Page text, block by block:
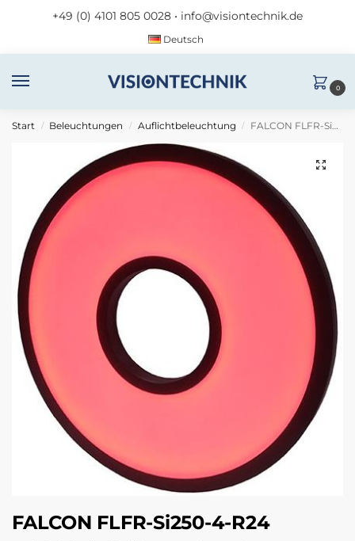
+49 (0) 4101 805 0028 • info@visiontechnik.de
Deutsch
0
Start / Beleuchtungen / Auflichtbeleuchtung / FALCON FLFR-Si250-4-R24
FALCON FLFR-Si250-4-R24